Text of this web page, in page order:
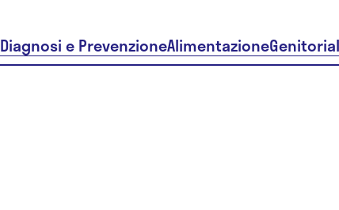
Diagnosi e PrevenzioneAlimentazione